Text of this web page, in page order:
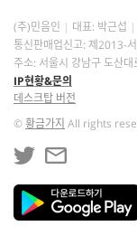
(주)민음인 대표: 박근섭
통신판매업신고: 제2013-
주소: 서울시 강남구 도산
IP현황&문의
데스크탑 버전
©황금가지 All rights